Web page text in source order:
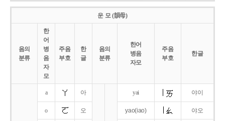
운 모 (韻母)
음의
분류
한
어
병
음
자
모
주음
부호
한
글
음의
분류
한어
병음
자모
주음
부호
한글
a 아 yai 야이
o 오 yao(iao) 야오